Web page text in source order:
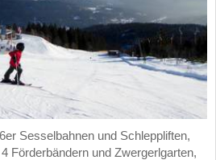
Sesselbahnen und Schleppliften,
Förderbändern und Zwergerlgarten,